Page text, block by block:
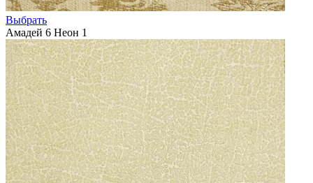
Выбрать
Амадей 6 Неон 1